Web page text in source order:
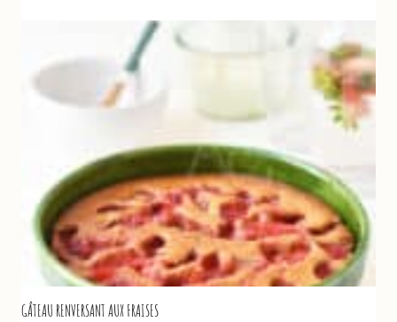
GÂTEAU RENVERSANT AUX FRAISES